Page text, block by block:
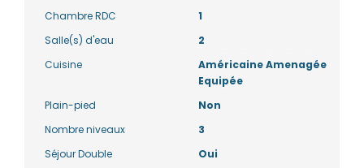
Chambre RDC
1
Salle(s) d'eau
2
Cuisine
Américaine Amenagée
Equipée
Plain-pied
Non
Nombre niveaux
3
Séjour Double
Oui